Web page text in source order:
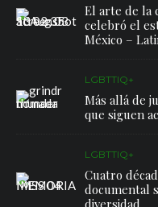
El arte de la
celebró el
México –
LGBTTIQ+
Más allá de
que siguen
LGBTTIQ+
Cuatro
documental
diversidad